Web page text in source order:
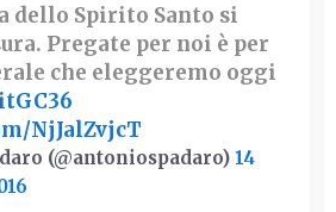
dello Spirito Santo si
Pregate per noi è per
che eleggeremo oggi
NjJalZvjcT
(@antoniospadaro) 14